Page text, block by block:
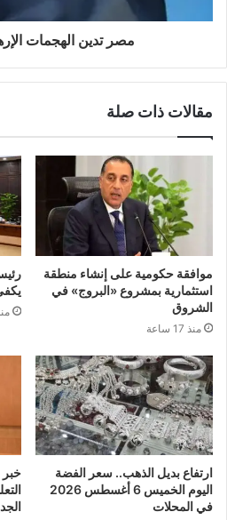
مصر تدين الهجمات
مقالات ذات صلة
موافقة حكومية على إنشاء منطقة
استثمارية بمشروع «البروج» في
الشروق
منذ 17 ساعة
منذ 17
ارتفاع بديل الذهب.. سعر الفضة
اليوم الخميس 6 أغسطس 2026
في المحلات
خبر